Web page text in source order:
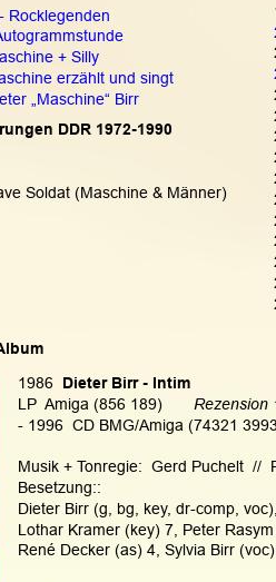
1986
Dieter Birr - Intim
LP  Amiga (856 189)
Rezension
- 1996  CD BMG/Amiga (74321
Musik + Tonregie:  Gerd Puchelt  //
Besetzung::
Dieter Birr (g, bg, key, dr-comp,
Lothar Kramer (key) 7, Peter
René Decker (as) 4, Sylvia Birr
Rocklegenden
+ Silly
erzählt und singt
„Maschine“ Birr
DDR 1972-1990
Soldat (Maschine & Männer)